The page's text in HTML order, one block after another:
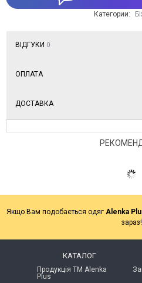
Категории:
ВІДГУКИ 0
ОПЛАТА
ДОСТАВКА
Якщо Вам подобається одяг Alenka
зараз!
КАТАЛОГ
Продукція ТМ Alenka
Plus